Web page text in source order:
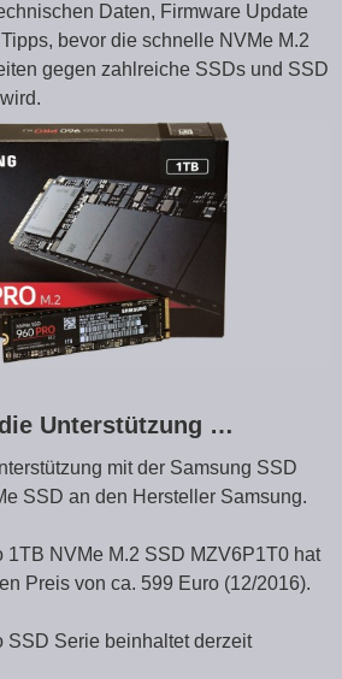
Daten, Firmware Update
bevor die schnelle NVMe M.2
gegen zahlreiche SSDs und SSD
Unterstützung …
mit der Samsung SSD
SSD an den Hersteller Samsung.
1TB NVMe M.2 SSD MZV6P1T0 hat
Preis von ca. 599 Euro (12/2016).
SSD Serie beinhaltet derzeit